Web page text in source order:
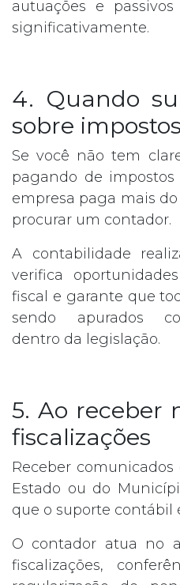
autuações e
significativamente.
4. Quando
sobre impostos
Se você não tem
pagando de
empresa paga mais
procurar um contador.
A contabilidade
verifica
fiscal e garante que
sendo apurados
dentro da legislação.
5. Ao receber
fiscalizações
Receber
Estado ou do
que o suporte contábil
O contador atua no
fiscalizações,